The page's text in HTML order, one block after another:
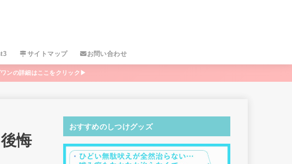
サイトマップ お問い合わせ
ンの詳細はここをクリック▶
悔
おすすめのしつけグッズ